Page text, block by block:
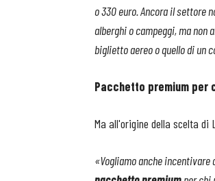
o 330 euro. Ancora il settore
alberghi o campeggi, ma non
biglietto aereo o quello di un
Pacchetto premium per
Ma all'origine della scelta di
«Vogliamo anche